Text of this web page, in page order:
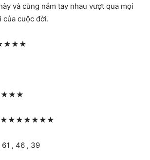
và cùng nắm tay nhau vượt qua mọi
của cuộc đời.
61 , 46 , 39